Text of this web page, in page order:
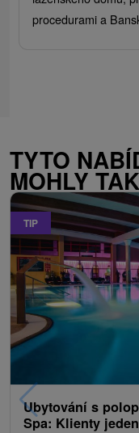
procedurami a
TYTO
MOHLY
TIP
Ubytování s
Spa: Klienty